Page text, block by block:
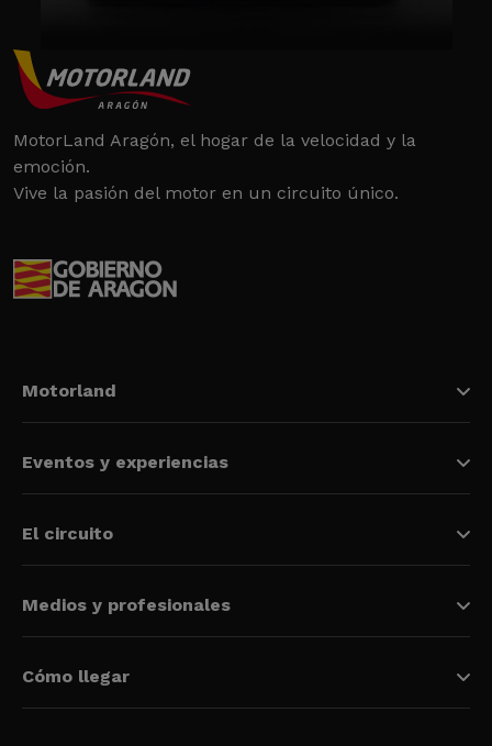
MotorLand Aragón, el hogar de la velocidad y la
emoción.
Vive la pasión del motor en un circuito único.
Motorland
Eventos y experiencias
El circuito
Medios y profesionales
Cómo llegar